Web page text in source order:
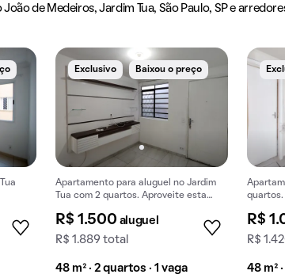
de Medeiros, Jardim Tua, São Paulo, SP e
Exclusivo Baixou o preço
Apartamento para aluguel no Jardim
Tua com 2 quartos. Aproveite esta
R$ 1.500 aluguel
R$ 1.889 total
48 m² · 2 quartos · 1 vaga
quartos.
R$
R$
48 m²